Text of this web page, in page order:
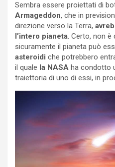
Sembra essere proiettati di
Armageddon, che in
direzione verso la Terra,
l’intero pianeta. Certo, non
sicuramente il pianeta può
asteroidi che potrebbero
il quale la NASA ha condotto
traiettoria di uno di essi, in